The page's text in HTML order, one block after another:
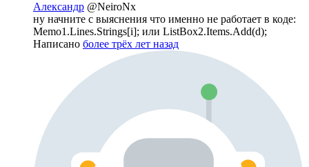
Александр @NeiroNx
ну начните с выяснения что именно не работает в коде:
Memo1.Lines.Strings[i]; или ListBox2.Items.Add(d);
Написано более трёх лет назад